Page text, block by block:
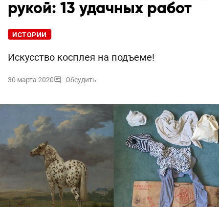
рукой: 13 удачных работ
ИСТОРИИ
Искусство косплея на подъеме!
30 марта 2020 Обсудить